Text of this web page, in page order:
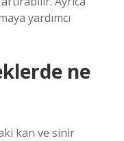
yardımcı
ne
kan ve sinir